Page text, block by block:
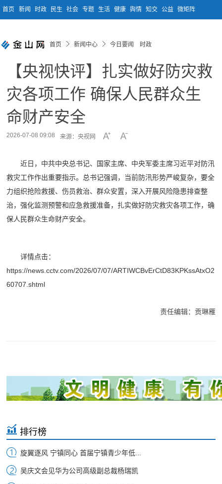
首页 新闻 时政 民生 社会 专题 生活 健康 舆情 知交 公益 微矩阵
首页 新闻中心 今日要闻 时政
【央视快评】扎实做好防灾救
灾各项工作 确保人民群众生
命财产安全
2026-07-08 09:08 来源：央视网
近日，中共中央总书记、国家主席、中央军委主席习近平对防汛
救灾工作作出重要指示。总书记强调，当前防汛形势严峻复杂，要全
力组织抢险救援、伤员救治、群众安置，深入开展风险隐患排查整
治，强化监测预警和应急救援准备，扎实做好防灾救灾各项工作，确
保人民群众生命财产安全。
详情点击：
https://news.cctv.com/2026/07/07/ARTIWCBvErCtD83KPKssAtxO2
60707.shtml
责任编辑：贡琳雁
排行榜
旋翼逐风 宁镇同心 首届宁镇青少年低...
吴庆文会见华为公司高级副总裁杨瑞凯